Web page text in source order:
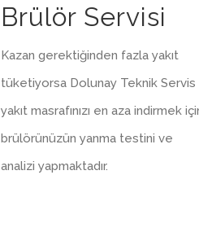
Brülör Servisi
Kazan gerektiğinden fazla yakıt
tüketiyorsa Dolunay Teknik Servis
yakıt masrafınızı en aza indirmek
brülörünüzün yanma testini ve
analizi yapmaktadır.